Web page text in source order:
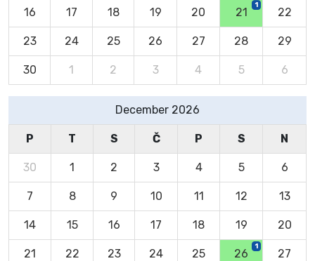
16 17 18 19 20 21
1
22
23 24 25 26 27 28 29
30 1 2 3 4 5 6
December 2026
P T S Č P S N
30 1 2 3 4 5 6
7 8 9 10 11 12 13
14 15 16 17 18 19 20
21 22 23 24 25 26
1
27